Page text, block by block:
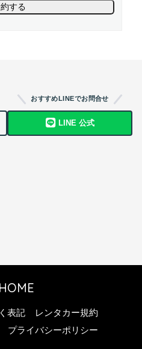
おすすめLINEでお問合せ
LINE 公式
表記
レンタカー規約
プライバシーポリシー